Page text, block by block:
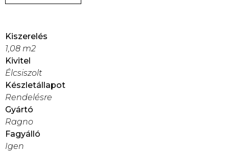
Kiszerelés
1,08 m2
Kivitel
Élcsiszolt
Készletállapot
Rendelésre
Gyártó
Ragno
Fagyálló
Igen